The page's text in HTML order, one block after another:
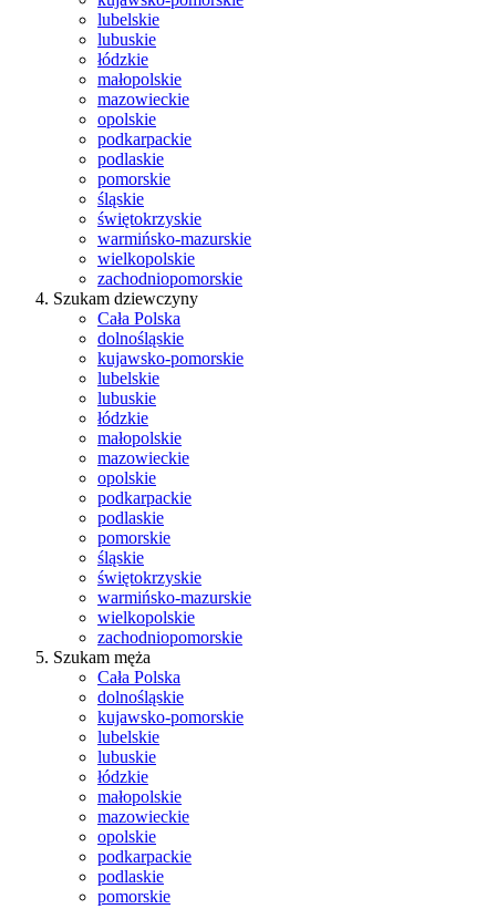
lubelskie
lubuskie
łódzkie
małopolskie
mazowieckie
opolskie
podkarpackie
podlaskie
pomorskie
śląskie
świętokrzyskie
warmińsko-mazurskie
wielkopolskie
zachodniopomorskie
Szukam dziewczyny
Cała Polska
dolnośląskie
kujawsko-pomorskie
lubelskie
lubuskie
łódzkie
małopolskie
mazowieckie
opolskie
podkarpackie
podlaskie
pomorskie
śląskie
świętokrzyskie
warmińsko-mazurskie
wielkopolskie
zachodniopomorskie
Szukam męża
Cała Polska
dolnośląskie
kujawsko-pomorskie
lubelskie
lubuskie
łódzkie
małopolskie
mazowieckie
opolskie
podkarpackie
podlaskie
pomorskie